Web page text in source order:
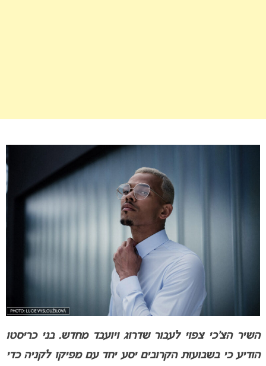
השיר הצ’כי צפוי לעבור שדרוג ויועבד מחדש. בני כריסטו
הודיע כי בשבועות הקרובים יסע יחד עם מפיקו לקניה כדי